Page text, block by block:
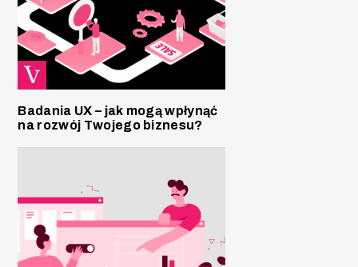
Badania UX – jak mogą wpłynąć
na rozwój Twojego biznesu?